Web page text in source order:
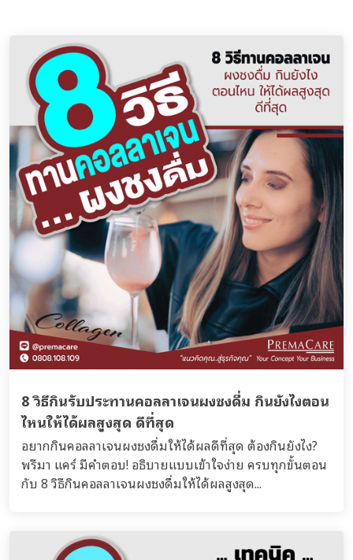
8 วิธีกินรับประทานคอลลาเจนผงชงดื่ม กินยังไงตอน
ไหนให้ได้ผลสูงสุด ดีที่สุด
อยากกินคอลลาเจนผงชงดื่มให้ได้ผลดีที่สุด ต้องกินยังไง?
พรีมา แคร์ มีคำตอบ! อธิบายแบบเข้าใจง่าย ครบทุกขั้นตอน
กับ 8 วิธีกินคอลลาเจนผงชงดื่มให้ได้ผลสูงสุด...